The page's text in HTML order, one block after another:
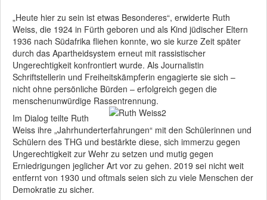
„Heute hier zu sein ist etwas Besonderes“, erwiderte Ruth
Weiss, die 1924 in Fürth geboren und als Kind jüdischer Eltern
1936 nach Südafrika fliehen konnte, wo sie kurze Zeit später
durch das Apartheidsystem erneut mit rassistischer
Ungerechtigkeit konfrontiert wurde. Als Journalistin
Schriftstellerin und Freiheitskämpferin engagierte sie sich –
nicht ohne persönliche Bürden – erfolgreich gegen die
menschenunwürdige Rassentrennung.
Im Dialog teilte Ruth
Weiss ihre „Jahrhunderterfahrungen“ mit den Schülerinnen und
Schülern des THG und bestärkte diese, sich immerzu gegen
Ungerechtigkeit zur Wehr zu setzen und mutig gegen
Erniedrigungen jeglicher Art vor zu gehen. 2019 sei nicht weit
entfernt von 1930 und oftmals seien sich zu viele Menschen der
Demokratie zu sicher.